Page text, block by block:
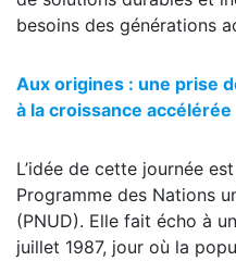
besoins des générations
Aux origines : une prise
à la croissance accélérée
L’idée de cette journée
Programme des Nations
(PNUD). Elle fait écho à
juillet 1987, jour où la